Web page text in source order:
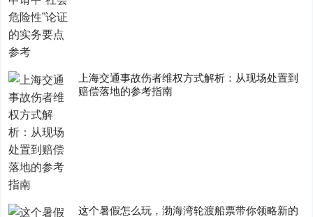
上海交通事故伤者维权方式解析：从现场处置到
赔偿落地的参考指南
这个暑假怎么玩，渤海湾轮渡船票带你领略新的